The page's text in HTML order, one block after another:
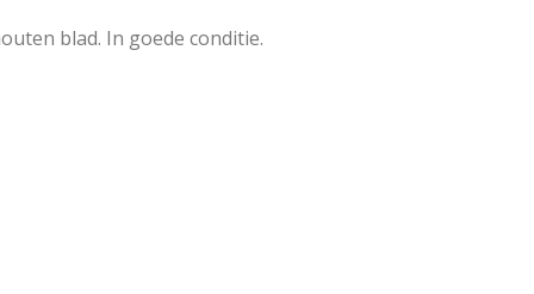
blad. In goede conditie.